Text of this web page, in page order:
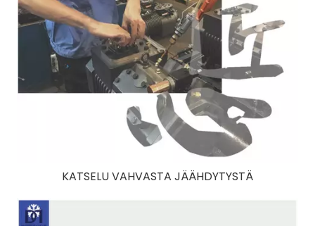
KATSELU VAHVASTA JÄÄHDYTYSTÄ